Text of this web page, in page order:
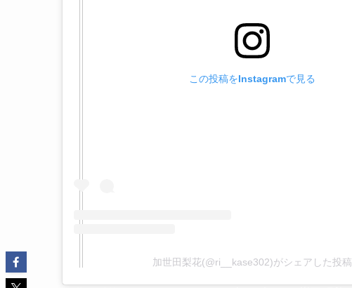
この投稿をInstagramで見る
加世田梨花(@ri__kase302)がシェアした投稿